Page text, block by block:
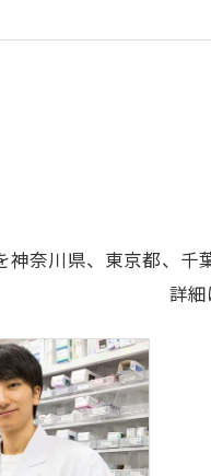
神奈川県、東京都、千
詳細